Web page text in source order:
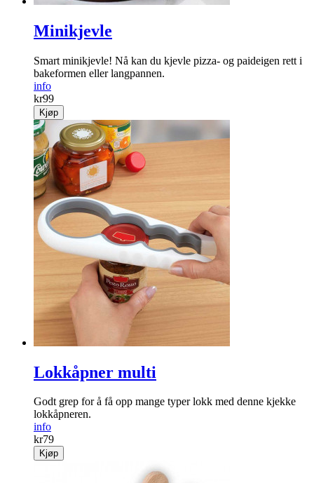
Minikjevle
Smart minikjevle! Nå kan du kjevle pizza- og paideigen rett i
bakeformen eller langpannen.
info
kr99
Kjøp
Lokkåpner multi
Godt grep for å få opp mange typer lokk med denne kjekke
lokkåpneren.
info
kr79
Kjøp